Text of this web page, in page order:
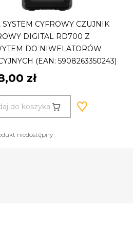
SYSTEM CYFROWY CZUJNIK
DIGITAL RD700 Z
DO NIWELATORÓW
(EAN: 5908263350243)
zł
do koszyka
niedostępny